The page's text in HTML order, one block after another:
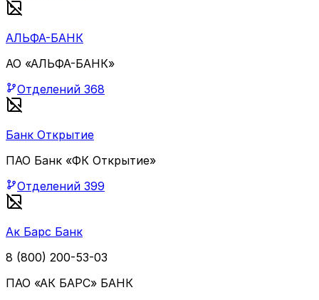
АЛЬФА-БАНК
АО «АЛЬФА-БАНК»
Отделений 368
Банк Открытие
ПАО Банк «ФК Открытие»
Отделений 399
Ак Барс Банк
8 (800) 200-53-03
ПАО «АК БАРС» БАНК